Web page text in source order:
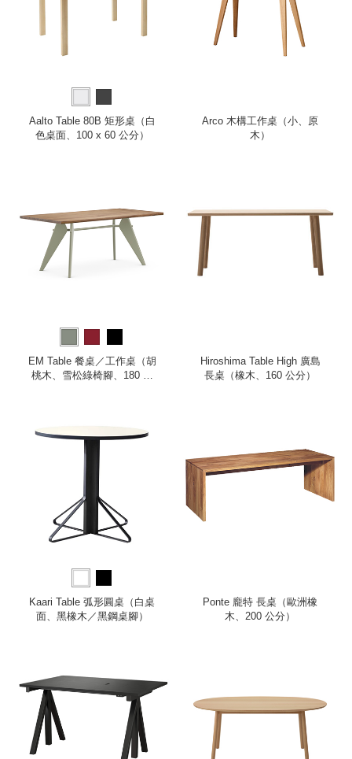
Aalto Table 80B 矩形桌（白
色桌面、100 x 60 公分）
Arco 木構工作桌（小、原
木）
EM Table 餐桌／工作桌（胡
桃木、雪松綠椅腳、180 公
Hiroshima Table High 廣島
長桌（橡木、160 公分）
Kaari Table 弧形圓桌（白桌
面、黑橡木／黑鋼桌腳）
Ponte 龐特 長桌（歐洲橡
木、200 公分）